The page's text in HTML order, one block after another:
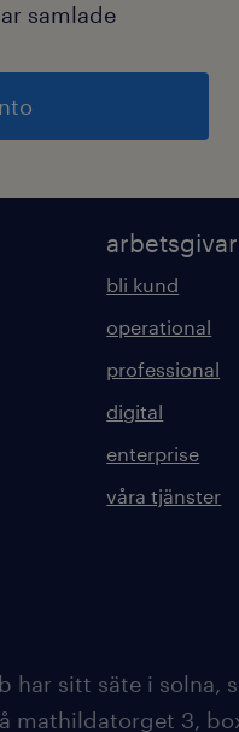
samlade
bli kund
operational
professional
digital
enterprise
våra tjänster
har sitt säte i solna,
mathildatorget 3,